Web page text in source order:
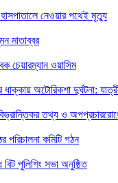
নেওয়ার পথেই মৃত্যু
মাতাব্বর
চেয়ারম্যান ওয়াসিম
ধাক্কায় অটোরিকশা দুর্ঘটনা:
তথ্য ও
পরিচালনা কমিটি গঠন
পুলিশিং সভা অনুষ্ঠিত